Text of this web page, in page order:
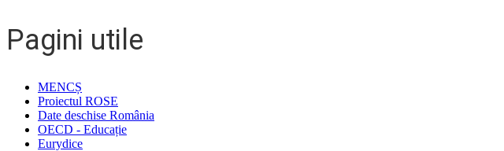
Pagini utile
MENCȘ
Proiectul ROSE
Date deschise România
OECD - Educație
Eurydice